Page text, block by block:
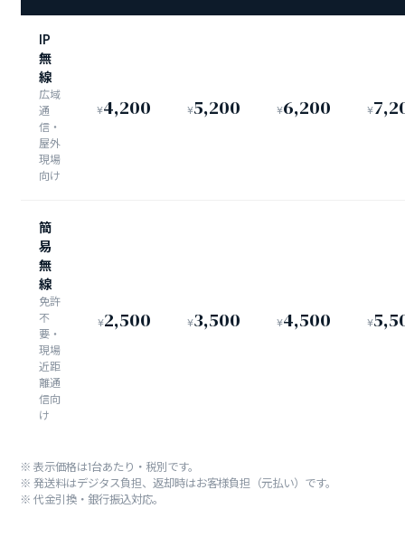
IP
無
線
広域
通
信・
屋外
現場
向け
¥4,200 ¥5,200 ¥6,200 ¥
簡
易
無
線
免許
不
要・
現場
近距
離通
信向
け
¥2,500 ¥3,500 ¥4,500 ¥
※ 表示価格は1台あたり・税別です。
※ 発送料はデジタス負担、返却時はお客様負担（元払い）です。
※ 代金引換・銀行振込対応。